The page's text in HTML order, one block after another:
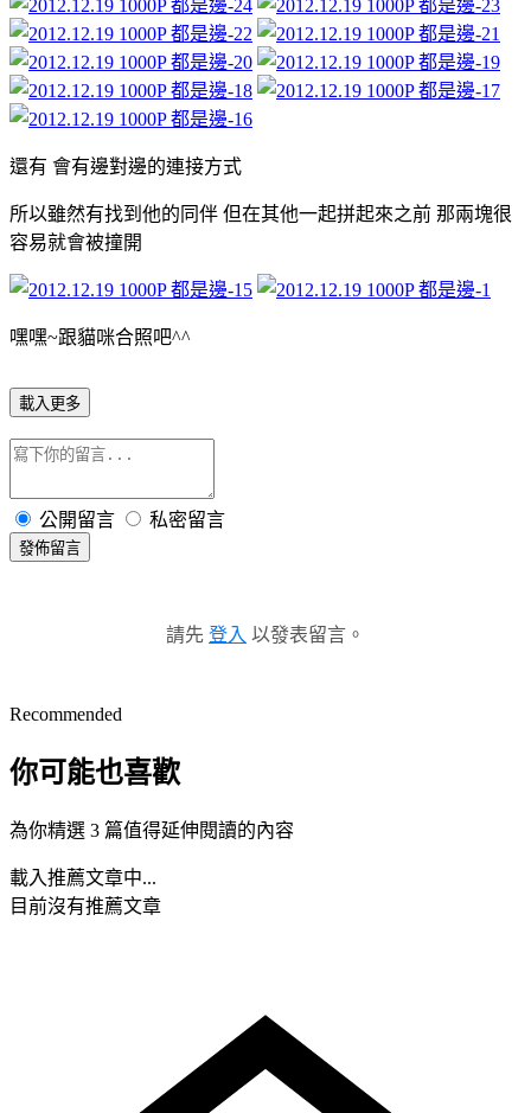
還有 會有邊對邊的連接方式
所以雖然有找到他的同伴 但在其他一起拼起來之前 那兩塊很
容易就會被撞開
嘿嘿~跟貓咪合照吧^^
載入更多
公開留言 私密留言
發佈留言
請先 登入 以發表留言。
Recommended
你可能也喜歡
為你精選 3 篇值得延伸閱讀的內容
載入推薦文章中...
目前沒有推薦文章